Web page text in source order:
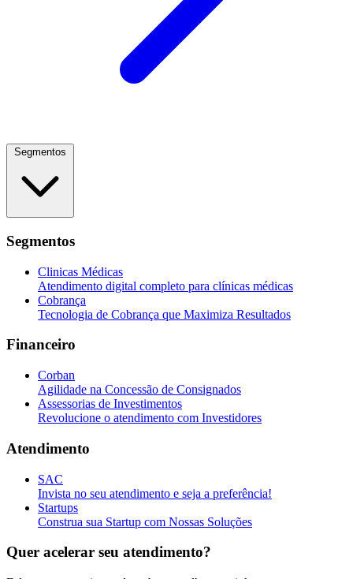
Segmentos
Clinicas Médicas
Atendimento digital completo para clínicas médicas
Cobrança
Tecnologia de Cobrança que Maximiza Resultados
Financeiro
Corban
Agilidade na Concessão de Consignados
Assessorias de Investimentos
Revolucione o atendimento com Investidores
Atendimento
SAC
Invista no seu atendimento e seja a preferência!
Startups
Construa sua Startup com Nossas Soluções
Quer acelerar seu atendimento?